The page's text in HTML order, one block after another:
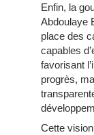
Enfin, la
Abdoulaye
place des
capables
favorisant
progrès,
Cette